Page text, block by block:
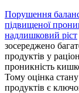
Порушення
підвищеної
надлишковий ріст
зосереджено
продуктів у
проникність
Тому оцінка
продуктів є